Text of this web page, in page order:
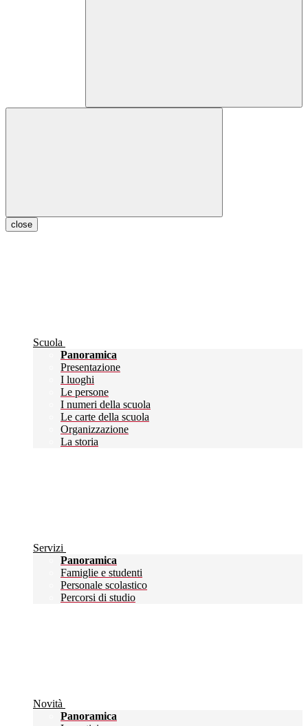
close
Scuola
Panoramica
Presentazione
I luoghi
Le persone
I numeri della scuola
Le carte della scuola
Organizzazione
La storia
Servizi
Panoramica
Famiglie e studenti
Personale scolastico
Percorsi di studio
Novità
Panoramica